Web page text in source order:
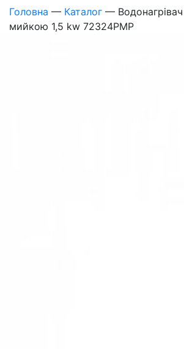
Головна — Каталог —
мийкою 1,5 kw 72324PMP